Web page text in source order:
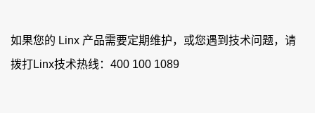
如果您的 Linx 产品需要定期维护，或您遇到技术问题，请
拨打Linx技术热线： 400 100 1089